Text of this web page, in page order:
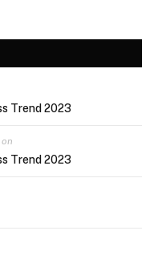
Trend 2023
on
Trend 2023